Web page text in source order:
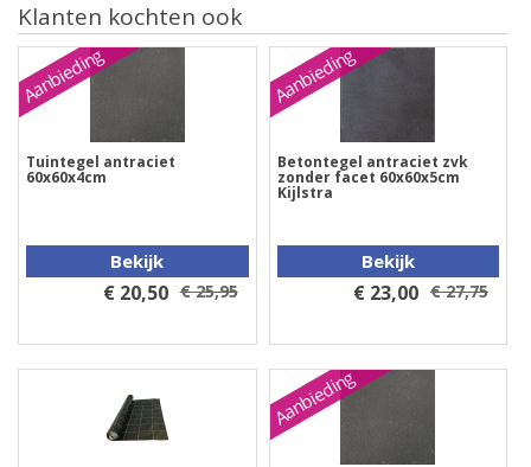
Klanten kochten ook
Aanbieding
Tuintegel antraciet
60x60x4cm
Bekijk
€ 20,50 € 25,95
Aanbieding
Betontegel antraciet zvk
zonder facet 60x60x5cm
Kijlstra
Bekijk
€ 23,00 € 27,75
Aanbieding